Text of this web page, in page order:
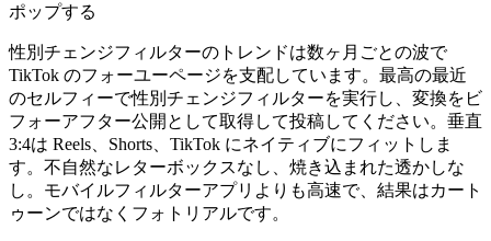
ポップする
性別チェンジフィルターのトレンドは数ヶ月ごとの波で
TikTok のフォーユーページを支配しています。最高の最近
のセルフィーで性別チェンジフィルターを実行し、変換をビ
フォーアフター公開として取得して投稿してください。垂直
3:4は Reels、Shorts、TikTok にネイティブにフィットしま
す。不自然なレターボックスなし、焼き込まれた透かしな
し。モバイルフィルターアプリよりも高速で、結果はカート
ゥーンではなくフォトリアルです。